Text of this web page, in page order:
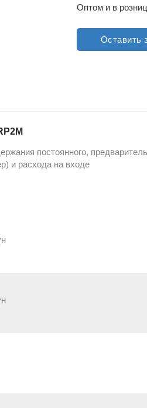
Оптом и в
Оставить
постоянного,
и расхода на входе